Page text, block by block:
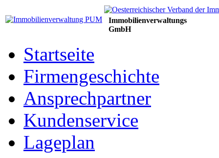
Immobilienverwaltungs
GmbH
Startseite
Firmengeschichte
Ansprechpartner
Kundenservice
Lageplan